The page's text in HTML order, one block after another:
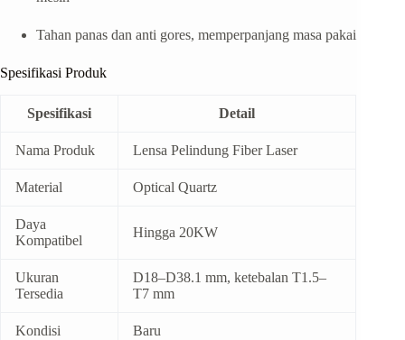
Tahan panas dan anti gores, memperpanjang masa pakai
Spesifikasi Produk
Spesifikasi Detail
Nama Produk Lensa Pelindung Fiber Laser
Material Optical Quartz
Daya
Kompatibel
Hingga 20KW
Ukuran
Tersedia
D18–D38.1 mm, ketebalan T1.5–
T7 mm
Kondisi Baru